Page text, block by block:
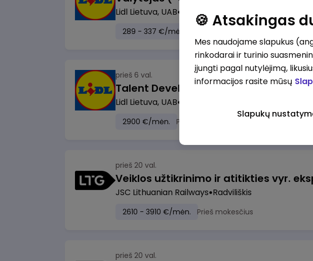
Lidl Lietuva, UAB Marijampolė
289 - 337 €/mėn.
prieš 6 val.
Lidl Lietuva, UAB
2900 €/mėn. Prieš mokesčius
prieš 20 val.
JSC Lithuanian Railways Radviliškis
2610 - 3910 €/mėn. Prieš mokesčius
prieš 20 val.
🍪 Atsakingas
Mes naudojame slapukus
rinkodarai ir turinio
įjungti pagal nutylėjimą,
informacijos rasite mūsų
Slapukų